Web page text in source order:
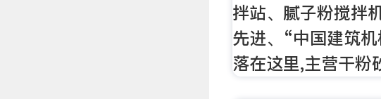
拌站、腻子粉搅拌
先进、“中国建筑
落在这里,主营干粉